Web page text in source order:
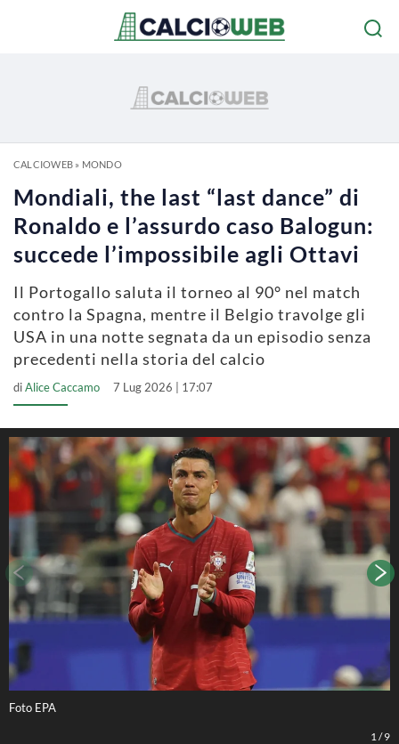
CALCIOWEB» MONDO
Mondiali, the last “last dance” di
Ronaldo e l’assurdo caso Balogun:
succede l’impossibile agli Ottavi
Il Portogallo saluta il torneo al 90° nel match
contro la Spagna, mentre il Belgio travolge gli
USA in una notte segnata da un episodio senza
precedenti nella storia del calcio
diAlice Caccamo 7 Lug 2026 | 17:07
Foto EPA
1 /9